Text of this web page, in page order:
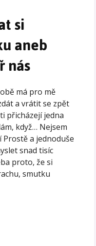
si
aneb
nás
má pro mě
a vrátit se zpět
přicházejí jedna
když… Nejsem
a jednoduše
snad tisíc
proto, že si
smutku